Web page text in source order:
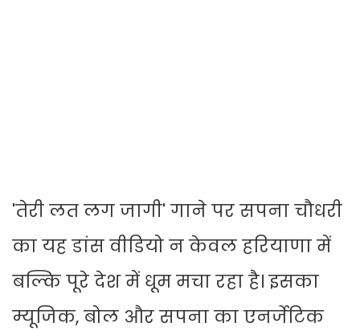
'तेरी लत लग जागी' गाने पर सपना चौधरी
का यह डांस वीडियो न केवल हरियाणा में
बल्कि पूरे देश में धूम मचा रहा है। इसका
म्यूजिक, बोल और सपना का एनर्जेटिक